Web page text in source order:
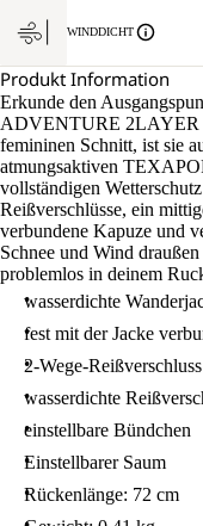
WINDDICHT
Produkt Information
Erkunde den
ADVENTURE 2LAYER
femininen Schnitt, ist sie
atmungsaktiven
vollständigen
Reißverschlüsse, ein
verbundene Kapuze und
Schnee und Wind
problemlos in deinem
wasserdichte
fest mit der Jacke
2-Wege-Reißverschluss
wasserdichte
einstellbare Bündchen
Einstellbarer Saum
Rückenlänge: 72 cm